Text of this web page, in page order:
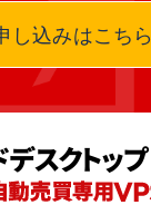
し込みはこちら